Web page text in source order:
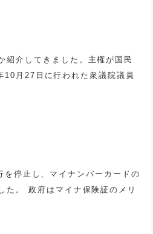
紹介してきました。主権が国民
月27日に行われた衆議院議員
停止し、マイナンバーカードの
た。 政府はマイナ保険証のメリ